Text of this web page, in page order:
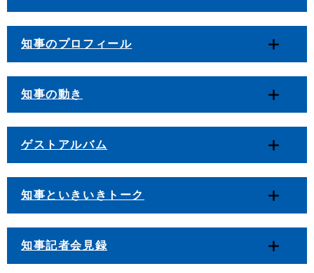
知事のプロフィール
知事の動き
ゲストアルバム
知事といきいきトーク
知事記者会見録